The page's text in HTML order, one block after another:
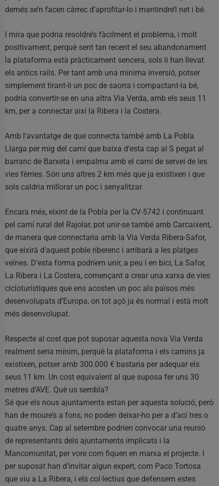
demés se’n facen càrrec d’aprofitar-lo i mantindre’l net i bé.
I mira que podria resoldre’s fàcilment el problema, i molt
positivament, perquè sent tan recent el seu abandonament
la plataforma està pràcticament sencera, sols li han llevat
els antics rails. Per tant amb una mínima inversió, potser
simplement tirant-li un poc de saorra i compactant-la bé,
podria convertir-se en una altra Via Verda, amb els seus 11
km, per a connectar així la Ribera i la Costera.
Amb l’avantatge de que connecta també amb La Pobla
Llarga per mig del camí que baixa d’esta cap al S pegat al
barranc de Barxeta i empalma amb el camí de servei de les
vies fèrries. Són uns altres 2 km més que ja existixen i que
sols caldria millorar un poc i senyalitzar.
Encara més, eixint de la Pobla per la CV-5742 i continuant
pel camí rural del Rajolar, pot unir-se també amb Carcaixent,
de manera que connectaria amb la Via Verda Ribera-Safor,
que eixirà d’aquest poble riberenc i arribarà a les platges
veïnes. D’esta forma podríem unir, a peu i en bici, La Safor,
La Ribera i La Costera, començant a crear una xarxa de vies
cicloturístiques que ens acosten un poc als països més
desenvolupats d’Europa, on tot açò ja és normal i està molt
més desenvolupat.
Respecte al cost que pot suposar aquesta nova Via Verda
realment seria mínim, perquè la plataforma i els camins ja
existixen, potser amb 300.000 € bastaria per adequar els
seus 11 km. Un cost equivalent al que suposa fer uns 30
metres d’AVE. Què us sembla?
Sé que els nous ajuntaments estan per aquesta solució, però
han de moure’s a fons, no poden deixar-ho per a d’ací tres o
quatre anys. Cap al setembre podrien convocar una reunió
de representants dels ajuntaments implicats i la
Mancomunitat, per vore com fiquen en marxa el projecte. I
per suposat han d’invitar algun expert, com Paco Tortosa
que viu a La Ribera, i els col·lectius que defensem estes